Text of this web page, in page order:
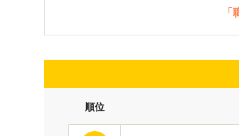
順位